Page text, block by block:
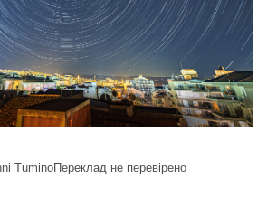
TuminoПереклад не перевірено